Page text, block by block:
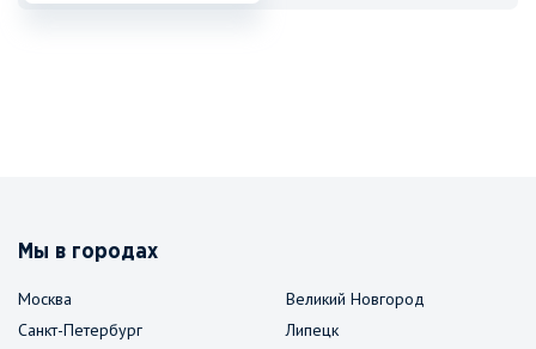
Мы в городах
Москва
Санкт-Петербург
Великий Новгород
Липецк